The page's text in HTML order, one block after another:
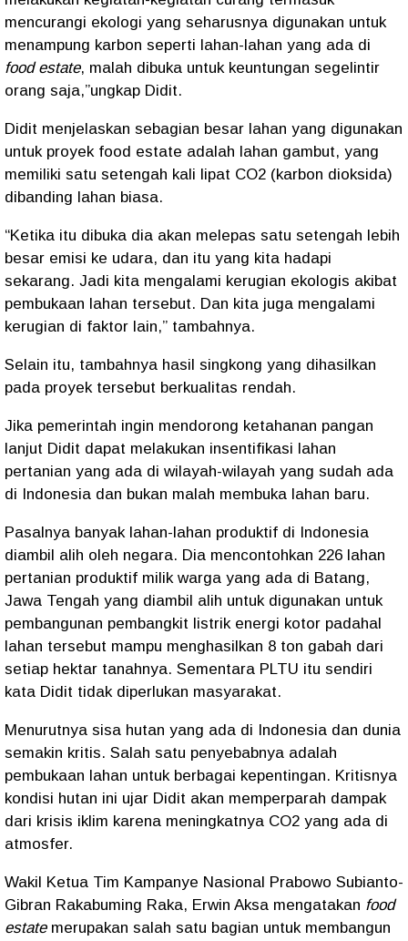
mencurangi ekologi yang seharusnya digunakan untuk
menampung karbon seperti lahan-lahan yang ada di
food estate, malah dibuka untuk keuntungan segelintir
orang saja,”ungkap Didit.
Didit menjelaskan sebagian besar lahan yang digunakan
untuk proyek food estate adalah lahan gambut, yang
memiliki satu setengah kali lipat CO2 (karbon dioksida)
dibanding lahan biasa.
“Ketika itu dibuka dia akan melepas satu setengah lebih
besar emisi ke udara, dan itu yang kita hadapi
sekarang. Jadi kita mengalami kerugian ekologis akibat
pembukaan lahan tersebut. Dan kita juga mengalami
kerugian di faktor lain,” tambahnya.
Selain itu, tambahnya hasil singkong yang dihasilkan
pada proyek tersebut berkualitas rendah.
Jika pemerintah ingin mendorong ketahanan pangan
lanjut Didit dapat melakukan insentifikasi lahan
pertanian yang ada di wilayah-wilayah yang sudah ada
di Indonesia dan bukan malah membuka lahan baru.
Pasalnya banyak lahan-lahan produktif di Indonesia
diambil alih oleh negara. Dia mencontohkan 226 lahan
pertanian produktif milik warga yang ada di Batang,
Jawa Tengah yang diambil alih untuk digunakan untuk
pembangunan pembangkit listrik energi kotor padahal
lahan tersebut mampu menghasilkan 8 ton gabah dari
setiap hektar tanahnya. Sementara PLTU itu sendiri
kata Didit tidak diperlukan masyarakat.
Menurutnya sisa hutan yang ada di Indonesia dan dunia
semakin kritis. Salah satu penyebabnya adalah
pembukaan lahan untuk berbagai kepentingan. Kritisnya
kondisi hutan ini ujar Didit akan memperparah dampak
dari krisis iklim karena meningkatnya CO2 yang ada di
atmosfer.
Wakil Ketua Tim Kampanye Nasional Prabowo Subianto-
Gibran Rakabuming Raka, Erwin Aksa mengatakan food
estate merupakan salah satu bagian untuk membangun